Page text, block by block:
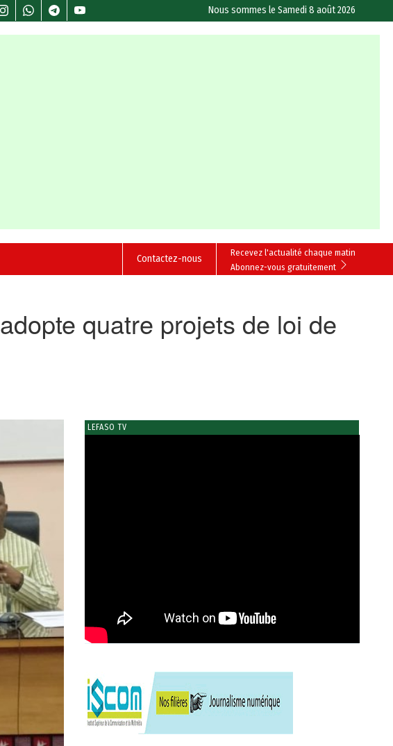
Nous sommes leSamedi 8 août 2026
Recevez l'actualité chaque matin
Abonnez-vous gratuitement
Contactez-nous
quatre projets de loi de
LEFASO TV